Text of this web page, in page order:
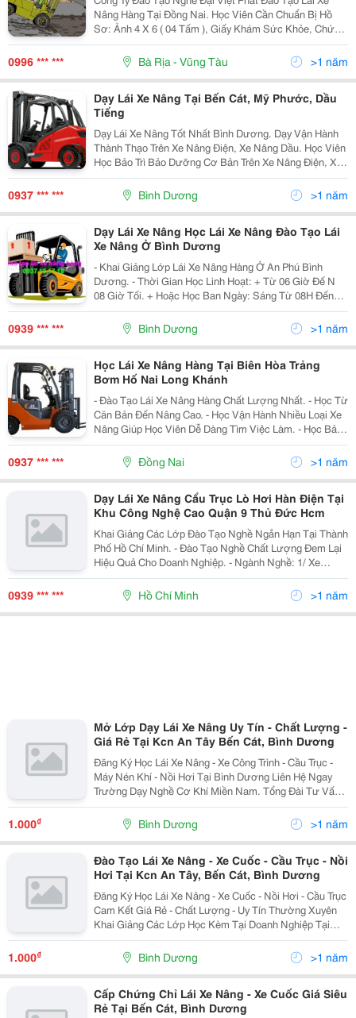
Nâng Hàng Tại Đồng Nai. Học Viên Cần Chuẩn Bị Hồ
Sơ: Ảnh 4 X 6 ( 04 Tấm ), Giấy Khám Sức Khỏe, Chứng
Minh Nhân Dân. Số Điện Thoại Liên Hệ: 0996.123.234.
Mail: Phat.daivietphat@Gmail.
0996 *** *** Bà Rịa - Vũng Tàu >1 năm
Dạy Lái Xe Nâng Tại Bến Cát, Mỹ Phước, Dầu
Tiếng
Dạy Lái Xe Nâng Tốt Nhất Bình Dương. Dạy Vận Hành
Thành Thạo Trên Xe Nâng Điện, Xe Nâng Dầu. Học Viên
Học Bảo Trì Bảo Dưỡng Cơ Bản Trên Xe Nâng Điện, Xe
Nâng Dầu... Công Ty Tnhh Đào Tạo Nghề Đại Việt Phát.
0937 *** *** Bình Dương >1 năm
Dạy Lái Xe Nâng Học Lái Xe Nâng Đào Tạo Lái
Xe Nâng Ở Bình Dương
- Khai Giảng Lớp Lái Xe Nâng Hàng Ở An Phú Bình
Dương. - Thời Gian Học Linh Hoạt: + Từ 06 Giờ Đế N
08 Giờ Tối. + Hoặc Học Ban Ngày: Sáng Từ 08H Đến
12H Sáng; Chiều Từ 01H Đến 05H Chiều. - Hướng Bảo
Dưỡng Xe
0939 *** *** Bình Dương >1 năm
Học Lái Xe Nâng Hàng Tại Biên Hòa Trảng
Bơm Hố Nai Long Khánh
- Đào Tạo Lái Xe Nâng Hàng Chất Lượng Nhất. - Học Từ
Căn Bản Đến Nâng Cao. - Học Vận Hành Nhiều Loại Xe
Nâng Giúp Học Viên Dễ Dàng Tìm Việc Làm. - Học Bảo
Trì Bảo Dưỡng Xe Nâng Hàng. - Học Thực Hành Thành
Thạo Trên Xe Nâng Số
0937 *** *** Đồng Nai >1 năm
Dạy Lái Xe Nâng Cẩu Trục Lò Hơi Hàn Điện Tại
Khu Công Nghệ Cao Quận 9 Thủ Đức Hcm
Khai Giảng Các Lớp Đào Tạo Nghề Ngắn Hạn Tại Thành
Phố Hồ Chí Minh. - Đào Tạo Nghề Chất Lượng Đem Lại
Hiệu Quả Cho Doanh Nghiệp. - Ngành Nghề: 1/ Xe
Nâng: Xe Nâng Số Tay, Xe Nâng Số Tự Động, Xe Nâng
Điện Ngồi Lái, Xe Nâng Điện
0939 *** *** Hồ Chí Minh >1 năm
Mở Lớp Dạy Lái Xe Nâng Uy Tín - Chất Lượng -
Giá Rẻ Tại Kcn An Tây Bến Cát, Bình Dương
Đăng Ký Học Lái Xe Nâng - Xe Công Trình - Cầu Trục -
Máy Nén Khí - Nồi Hơi Tại Bình Dương Liên Hệ Ngay
Trường Dạy Nghề Cơ Khí Miền Nam. Tổng Đài Tư Vấn
Và Chăm Sóc Khách Hàng 24/7 0949.096.570 Zalo Trực
Tuyến : 0949.096.570 ...
1.000₫ Bình Dương >1 năm
Đào Tạo Lái Xe Nâng - Xe Cuốc - Cầu Trục - Nồi
Hơi Tại Kcn An Tây, Bến Cát, Bình Dương
Đăng Ký Học Lái Xe Nâng - Xe Cuốc - Nồi Hơi - Cầu Trục
Cam Kết Giá Rẻ - Chất Lượng - Uy Tín Thường Xuyên
Khai Giảng Các Lớp Học Kèm Tại Doanh Nghiệp Tại
Bình Dương - Đồng Nai - Tphcm - Long An Liên Hệ Ngay
Trường Dạy Nghề Cơ Khí...
1.000₫ Bình Dương >1 năm
Cấp Chứng Chỉ Lái Xe Nâng - Xe Cuốc Giá Siêu
Rẻ Tại Bến Cát, Bình Dương